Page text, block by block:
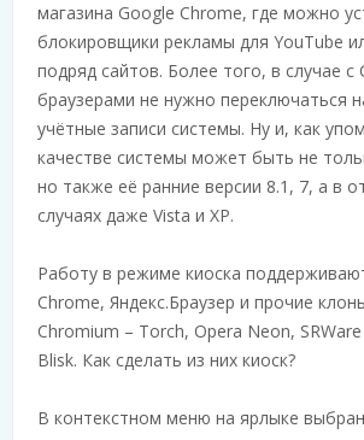
магазина Google Chrome, где можно
блокировщики рекламы для YouTube
подряд сайтов. Более того, в случае с
браузерами не нужно переключаться
учётные записи системы. Ну и, как
качестве системы может быть не
но также её ранние версии 8.1, 7, а в
случаях даже Vista и XP.
Работу в режиме киоска
Chrome, Яндекс.Браузер и прочие
Chromium – Torch, Opera Neon,
Blisk. Как сделать из них киоск?
В контекстном меню на ярлыке